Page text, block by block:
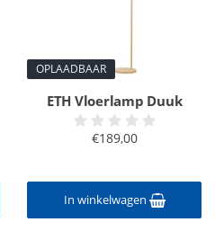
OPLAADBAAR
ETH Vloerlamp Duuk
€189,00
In winkelwagen